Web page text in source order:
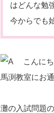
はどんな勉
今からでも
こんにち
馬渕教室にお
灘の入試問題